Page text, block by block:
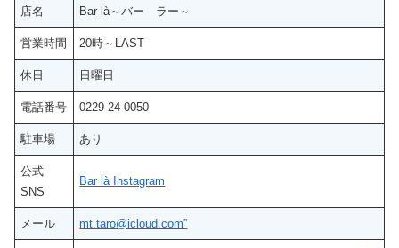
店名 Bar là～バー ラー～
営業時間 20時～LAST
休日 日曜日
電話番号 0229‐24‐0050
駐車場 あり
公式
SNS
Bar là Instagram
メール mt.taro@icloud.com”